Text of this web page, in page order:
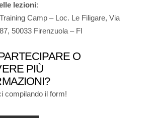
lezioni:
Camp – Loc. Le Filigare, Via
50033 Firenzuola – FI
O
PIÙ
compilando il form!